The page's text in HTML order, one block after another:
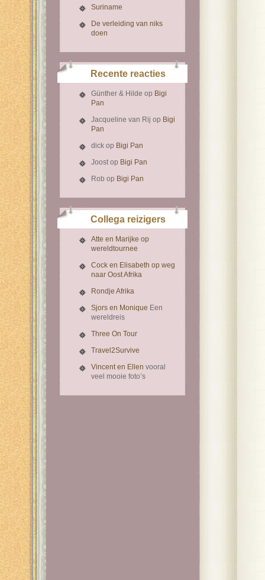
Suriname
De verleiding van niks
doen
Recente reacties
Günther & Hilde op Bigi
Pan
Jacqueline van Rij op Bigi
Pan
dick op Bigi Pan
Joostop Bigi Pan
Rob op Bigi Pan
Collega reizigers
Atte en Marijke op
wereldtournee
Cock en Elisabeth op weg
naar Oost Afrika
Rondje Afrika
Sjors en Monique Een
wereldreis
Three On Tour
Travel2Survive
Vincent en Ellen vooral
veel mooie foto’s